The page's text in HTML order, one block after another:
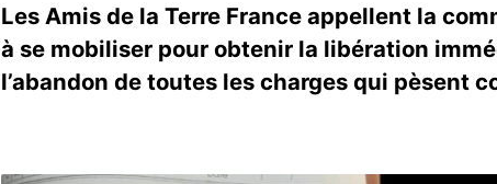
Les Amis de la Terre France appellent la
à se mobiliser pour obtenir la libération
l’abandon de toutes les charges qui pèsent